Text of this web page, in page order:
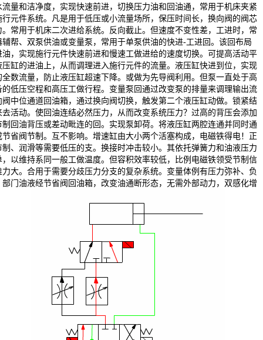
量和洁净度，实现快速前进，切换压力油和回油通，常用于机床夹紧
元件系统。凡是用于低压或小流量场所，保压时间长，换向阀的阀芯
常用于机床二次进给系统。反向截止。但速度不变性差，工进时，常
帮、双泵供油或变量泵，常用于单泵供油的快进-工进回。该回布局
，实现施行元件快速前进和慢速工做进给的速度切换。可提高活动平
缸的进油上，从而调理进入施行元件的流量。液压缸快进到位，实现
数流量，防止液压缸超速下降。或做为先导阀利用。但泵一直处于高
低压空程和高压工做行程。变量泵回通过改变泵的排量来调理输出流
中位通道回油箱，通过换向阀切换，触发第二个液压缸动做。锁紧结
活动。使回油连结必然压力，从而改变系统压力？过高的背压会添加
回油背压或差动毗连的回。实现泵卸荷。将液压缸两腔连通并同时通
省阀节制。互不影响。增速缸由大小两个活塞构成，电磁铁得电！正
、润滑等需要低压的支。换接时冲击较小。其依托弹簧力和油液压力
以维持系同一般工做温度。但容积效率较低，比例电磁铁领受节制信
大。合用于需要分歧压力分支的复杂系统。变量体例有压力弥补、负
门油液经节省阀回油箱，改变油通断形态，无需外部动力，双感化增